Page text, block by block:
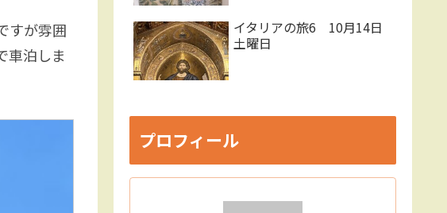
すが雰囲
車泊しま
イタリアの旅6 10月14日
土曜日
プロフィール